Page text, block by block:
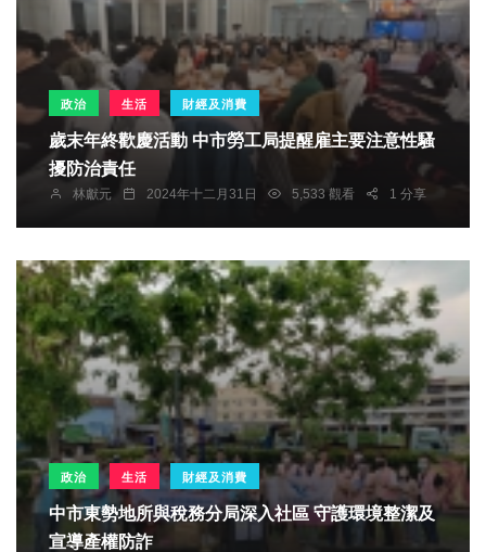
政治 生活 財經及消費
歲末年終歡慶活動 中市勞工局提醒雇主要注意性騷
擾防治責任
林獻元 2024年十二月31日 5,533 觀看 1 分享
政治 生活 財經及消費
中市東勢地所與稅務分局深入社區 守護環境整潔及
宣導產權防詐